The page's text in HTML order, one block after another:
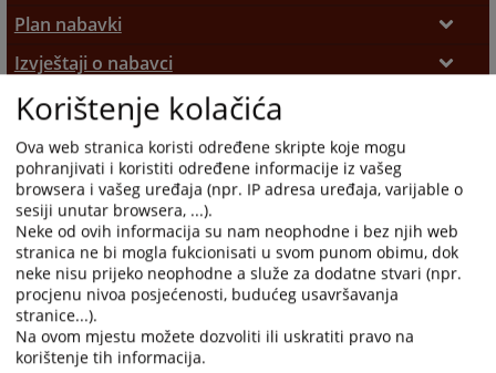
Obavještenja
Plan nabavki
Plan
Izvještaji o nabavci
Izvještaji
Odluke
Odluke
Korištenje kolačića
Ova web stranica koristi određene skripte koje mogu
pohranjivati i koristiti određene informacije iz vašeg
browsera i vašeg uređaja (npr. IP adresa uređaja, varijable o
sesiji unutar browsera, ...).
Neke od ovih informacija su nam neophodne i bez njih web
stranica ne bi mogla fukcionisati u svom punom obimu, dok
neke nisu prijeko neophodne a služe za dodatne stvari (npr.
procjenu nivoa posjećenosti, budućeg usavršavanja
stranice...).
Na ovom mjestu možete dozvoliti ili uskratiti pravo na
korištenje tih informacija.